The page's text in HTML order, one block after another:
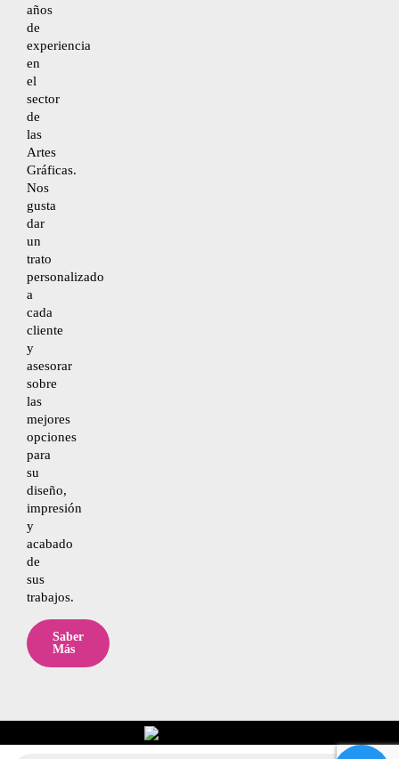
años
de
experiencia
en
el
sector
de
las
Artes
Gráficas.
Nos
gusta
dar
un
trato
personalizado
a
cada
cliente
y
asesorar
sobre
las
mejores
opciones
para
su
diseño,
impresión
y
acabado
de
sus
trabajos.
Saber
Más